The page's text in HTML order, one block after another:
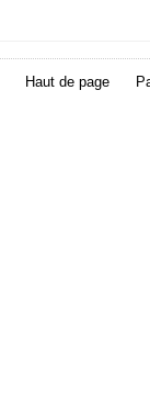
Haut de page